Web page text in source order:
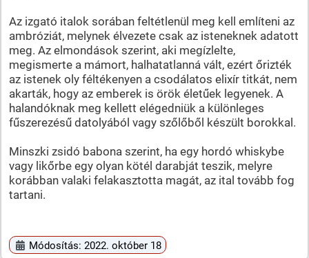
Az izgató italok sorában feltétlenül meg kell említeni az
ambróziát, melynek élvezete csak az isteneknek adatott
meg. Az elmondások szerint, aki megízlelte,
megismerte a mámort, halhatatlanná vált, ezért őrizték
az istenek oly féltékenyen a csodálatos elixír titkát, nem
akarták, hogy az emberek is örök életűek legyenek. A
halandóknak meg kellett elégedniük a különleges
fűszerezésű datolyából vagy szőlőből készült borokkal.
Minszki zsidó babona szerint, ha egy hordó whiskybe
vagy likőrbe egy olyan kötél darabját teszik, melyre
korábban valaki felakasztotta magát, az ital tovább fog
tartani.
Módosítás: 2022. október 18